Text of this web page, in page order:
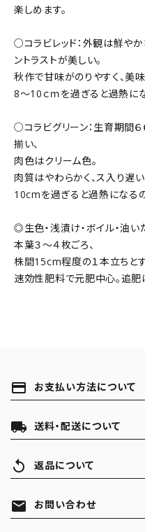
楽しめます。
○コラビレッド：外観は鮮や
ントラストが美しい。
秋作で甘味がのりやすく、美味
8～10ｃｍを過ぎると過熱に
○コラビグリーン：生育期間
揃い、
肉色はクリーム色。
肉質はやわらかく、ス入り遅い
10cmを過ぎると過熱になる
◎生色・浅漬け・ボイル・油い
本葉３～４枚ごろ、
株間15cm程度の１本立ちとす
速効性肥料で元肥中心。追肥
payment お支払い方法について
local_shipping 送料・配送について
replay 返品について
mail お問い合わせ